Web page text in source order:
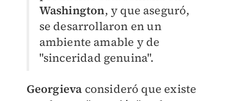
Washington, y que aseguró,
se desarrollaron en un
ambiente amable y de
"sinceridad genuina".
Georgieva consideró que existe